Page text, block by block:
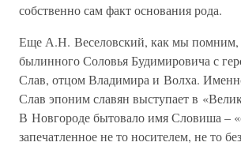
собственно сам факт основания рода.
Еще А.Н. Веселовский, как мы помним,
былинного Соловья Будимировича с
Слав, отцом Владимира и Волха.
Слав эпоним славян выступает в
В Новгороде бытовало имя Словиша –
запечатленное не то носителем, не то